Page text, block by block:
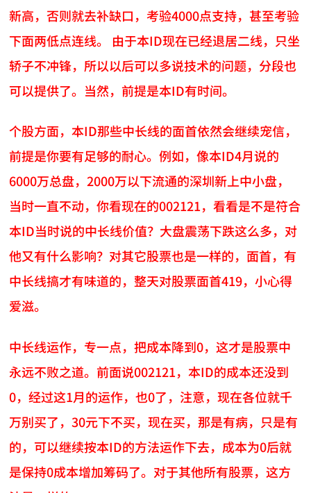
新高，否则就去补缺口，考验4000点支持，甚至考验
下面两低点连线。 由于本ID现在已经退居二线，只坐
轿子不冲锋，所以以后可以多说技术的问题，分段也
可以提供了。当然，前提是本ID有时间。
个股方面，本ID那些中长线的面首依然会继续宠信，
前提是你要有足够的耐心。例如，像本ID4月说的
6000万总盘，2000万以下流通的深圳新上中小盘，
当时一直不动，你看现在的002121，看看是不是符合
本ID当时说的中长线价值？大盘震荡下跌这么多，对
他又有什么影响？对其它股票也是一样的，面首，有
中长线搞才有味道的，整天对股票面首419，小心得
爱滋。
中长线运作，专一点，把成本降到0，这才是股票中
永远不败之道。前面说002121，本ID的成本还没到
0，经过这1月的运作，也0了，注意，现在各位就千
万别买了，30元下不买，现在买，那是有病，只是有
的，可以继续按本ID的方法运作下去，成本为0后就
是保持0成本增加筹码了。对于其他所有股票，这方